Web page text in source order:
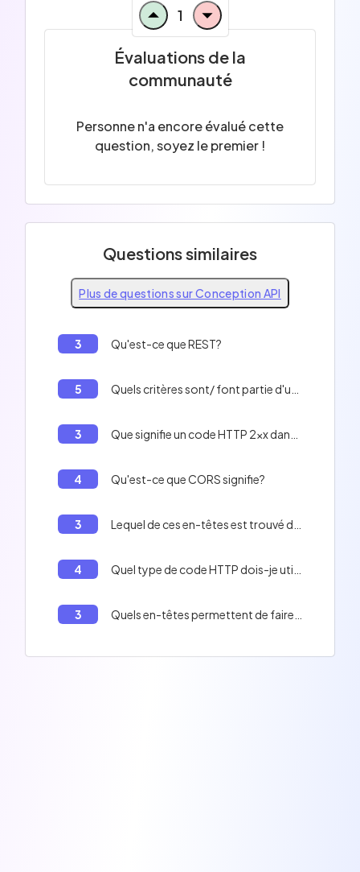
1
Évaluations de la
communauté
Personne n'a encore évalué cette
question, soyez le premier !
Questions similaires
Plus de questions sur Conception API
3 Qu'est-ce que REST?
5
3
4 Qu'est-ce que CORS signifie?
3
4
3